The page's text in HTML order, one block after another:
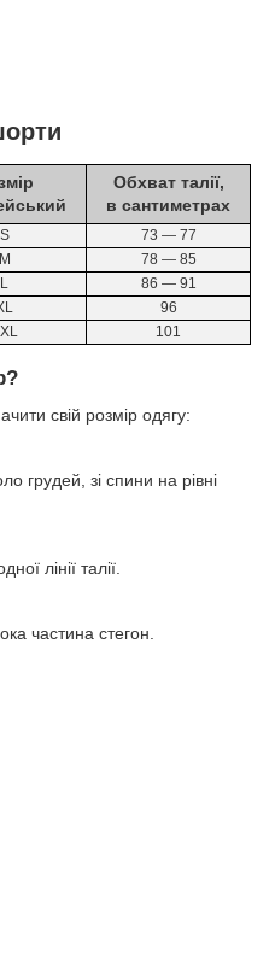
Обхват талії,
в сантиметрах
S
73 ― 77
M
78 ― 85
L
86 ― 91
96
101
свій розмір одягу:
грудей, зі спини на рівні
лінії талії.
частина стегон.